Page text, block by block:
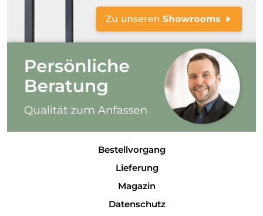
Bestellvorgang
Lieferung
Magazin
Datenschutz